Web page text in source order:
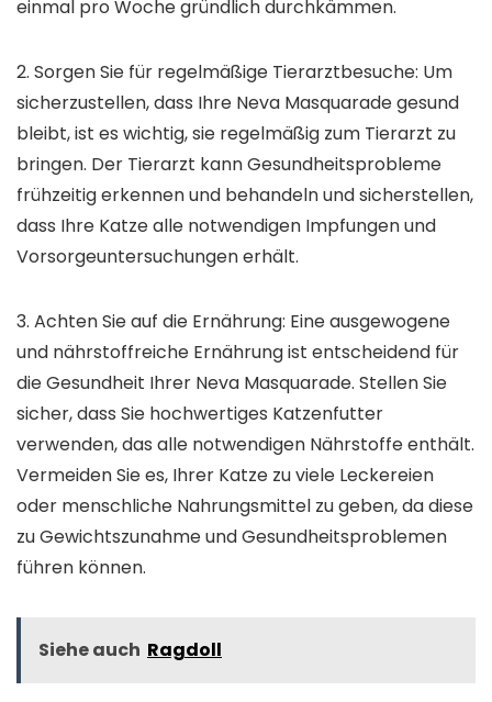
einmal pro Woche gründlich durchkämmen.
2. Sorgen Sie für regelmäßige Tierarztbesuche: Um
sicherzustellen, dass Ihre Neva Masquarade gesund
bleibt, ist es wichtig, sie regelmäßig zum Tierarzt zu
bringen. Der Tierarzt kann Gesundheitsprobleme
frühzeitig erkennen und behandeln und sicherstellen,
dass Ihre Katze alle notwendigen Impfungen und
Vorsorgeuntersuchungen erhält.
3. Achten Sie auf die Ernährung: Eine ausgewogene
und nährstoffreiche Ernährung ist entscheidend für
die Gesundheit Ihrer Neva Masquarade. Stellen Sie
sicher, dass Sie hochwertiges Katzenfutter
verwenden, das alle notwendigen Nährstoffe enthält.
Vermeiden Sie es, Ihrer Katze zu viele Leckereien
oder menschliche Nahrungsmittel zu geben, da diese
zu Gewichtszunahme und Gesundheitsproblemen
führen können.
Siehe auch Ragdoll